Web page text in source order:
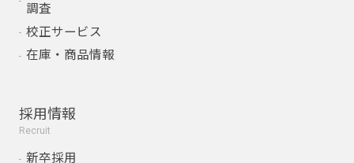
調査
校正サービス
在庫・商品情報
採用情報
Recruit
新卒採用